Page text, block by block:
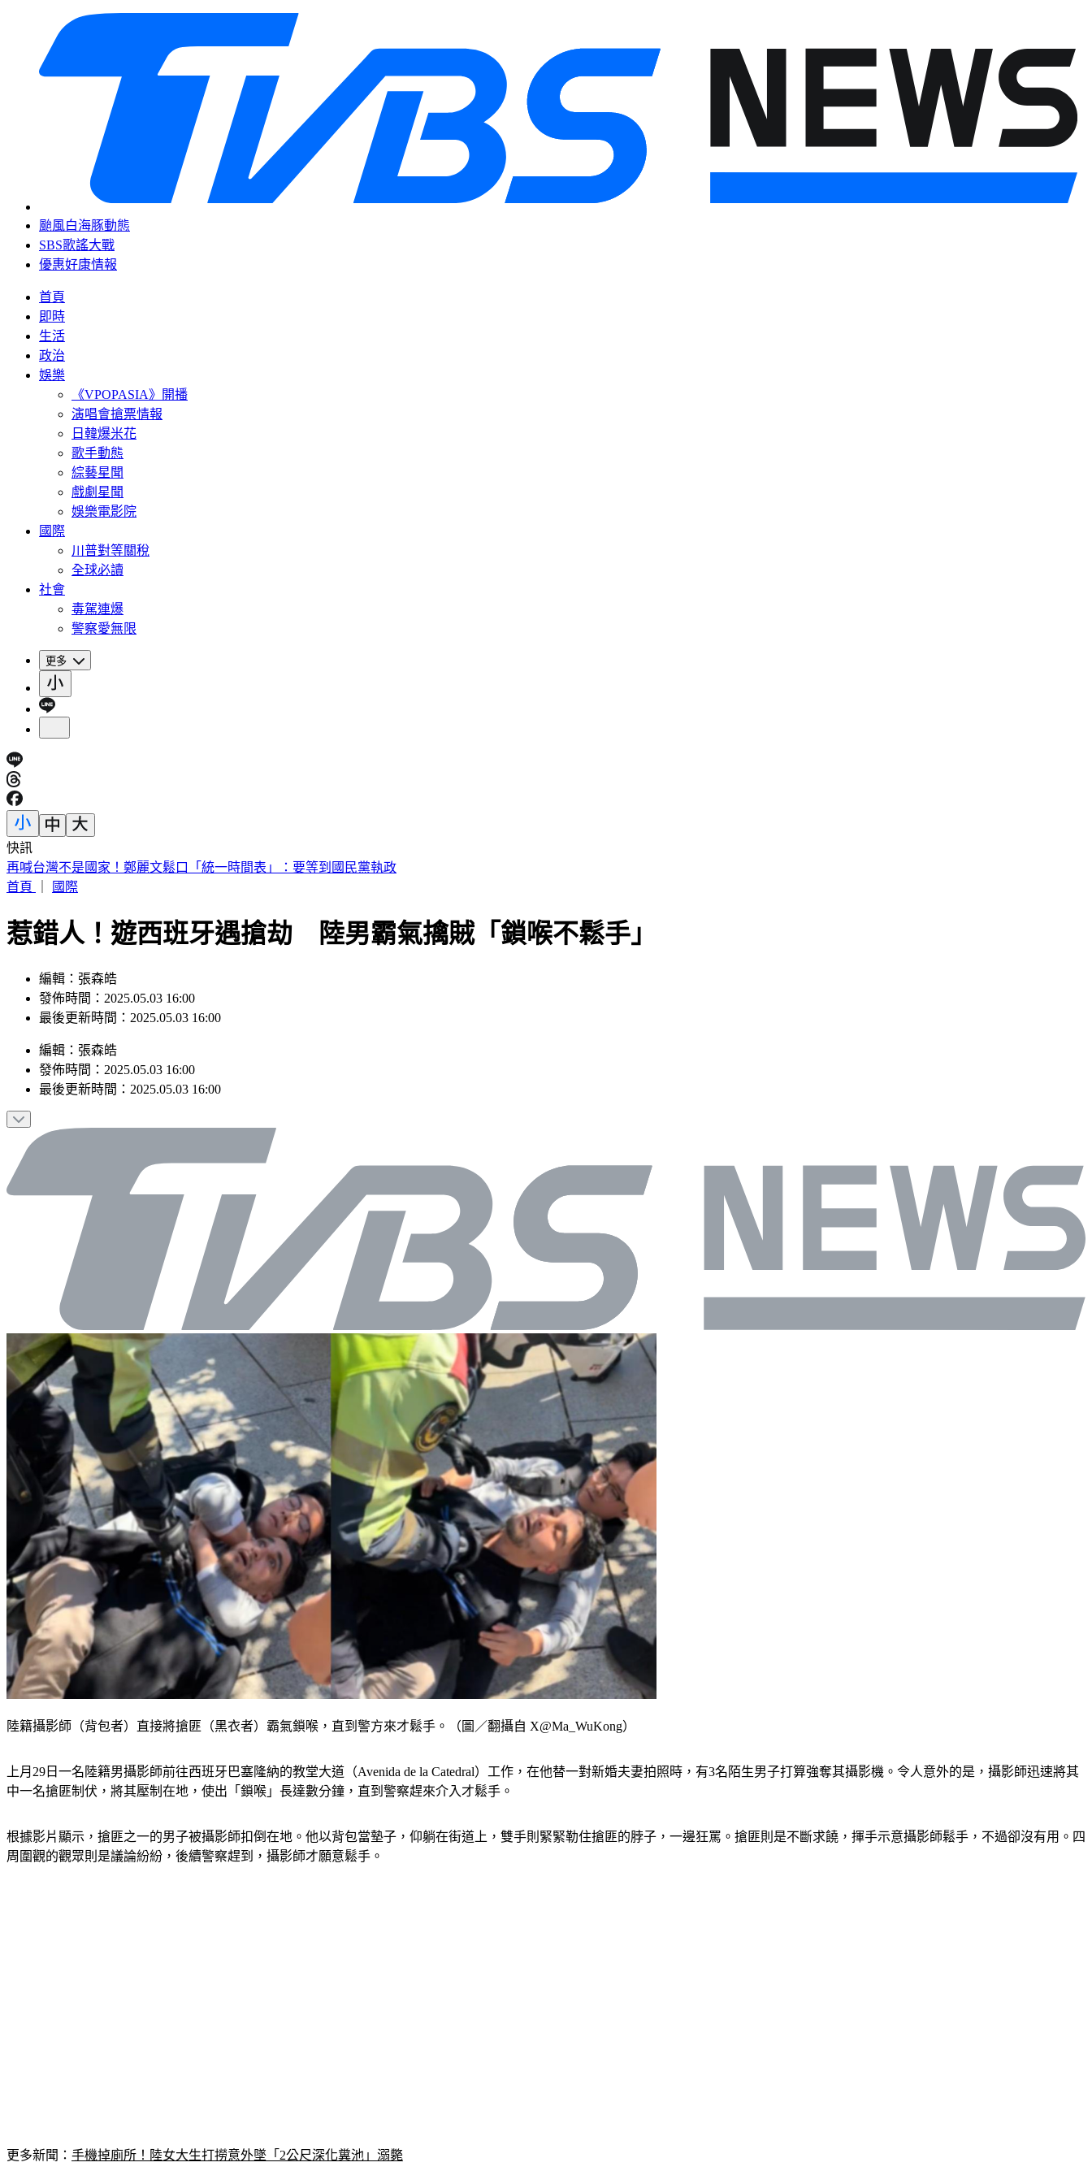
颱風白海豚動態
SBS歌謠大戰
優惠好康情報
首頁
即時
生活
政治
娛樂
《VPOPASIA》開播
演唱會搶票情報
日韓爆米花
歌手動態
綜藝星聞
戲劇星聞
娛樂電影院
國際
川普對等關稅
全球必讀
社會
毒駕連爆
警察愛無限
更多
快訊
再喊台灣不是國家！鄭麗文鬆口「統一時間表」：要等到國民黨執政
首頁
國際
惹錯人！遊西班牙遇搶劫 陸男霸氣擒賊「鎖喉不鬆手」
編輯：張森皓
發佈時間：2025.05.03 16:00
最後更新時間：2025.05.03 16:00
編輯 ： 張森皓
發佈時間： 2025.05.03 16:00
最後更新時間： 2025.05.03 16:00
陸籍攝影師（背包者）直接將搶匪（黑衣者）霸氣鎖喉，直到警方來才鬆手。（圖／翻攝自 X@Ma_WuKong）
上月29日一名陸籍男攝影師前往西班牙巴塞隆納的教堂大道（Avenida de la Catedral）工作，在他替一對新婚夫妻拍照時，有3名陌生男子打算強奪其攝影機。令人意外的是，攝影師迅速將其
中一名搶匪制伏，將其壓制在地，使出「鎖喉」長達數分鐘，直到警察趕來介入才鬆手。
根據影片顯示，搶匪之一的男子被攝影師扣倒在地。他以背包當墊子，仰躺在街道上，雙手則緊緊勒住搶匪的脖子，一邊狂罵。搶匪則是不斷求饒，揮手示意攝影師鬆手，不過卻沒有用。四
周圍觀的觀眾則是議論紛紛，後續警察趕到，攝影師才願意鬆手。
更多新聞： 手機掉廁所！陸女大生打撈意外墜「2公尺深化糞池」溺斃